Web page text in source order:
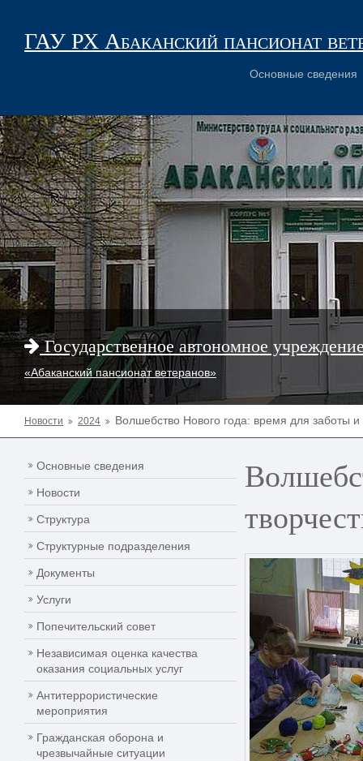
ГАУ РХ Абаканский пансионат
Основные сведения
Государственное автономное
«Абаканский пансионат ветеранов»
Новости 2024 Волшебство Нового года: время для заботы и
Основные сведения
Новости
Структура
Структурные подразделения
Документы
Услуги
Попечительский совет
Независимая оценка качества
оказания социальных услуг
Антитеррористические
мероприятия
Гражданская оборона и
чрезвычайные ситуации